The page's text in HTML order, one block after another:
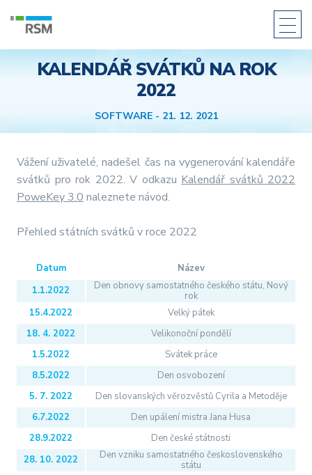
O společnosti
SW Docházkové terminály
Přístupový systém PowerKey
Přístupové čtečky/snímače
Ostatní komponenty přístupového systému
Rozšiřující moduly PowerKey
Individuální řešení
Partnerská řešení
Aktuality
Školení
Reference
Kontakt
KALENDÁŘ SVÁTKŮ NA ROK
2022
SOFTWARE - 21. 12. 2021
Vážení uživatelé, nadešel čas na vygenerování kalendáře
svátků pro rok 2022. V odkazu Kalendář svátků 2022
PoweKey 3.0 naleznete návod.
Přehled státních svátků v roce 2022
Datum
Název
1.1.2022
Den obnovy samostatného českého státu, Nový
rok
15.4.2022
Velký pátek
18. 4. 2022
Velikonoční pondělí
1.5.2022
Svátek práce
8.5.2022
Den osvobození
5. 7. 2022
Den slovanských věrozvěstů Cyrila a Metoděje
6.7.2022
Den upálení mistra Jana Husa
28.9.2022
Den české státnosti
28. 10. 2022
Den vzniku samostatného československého
státu